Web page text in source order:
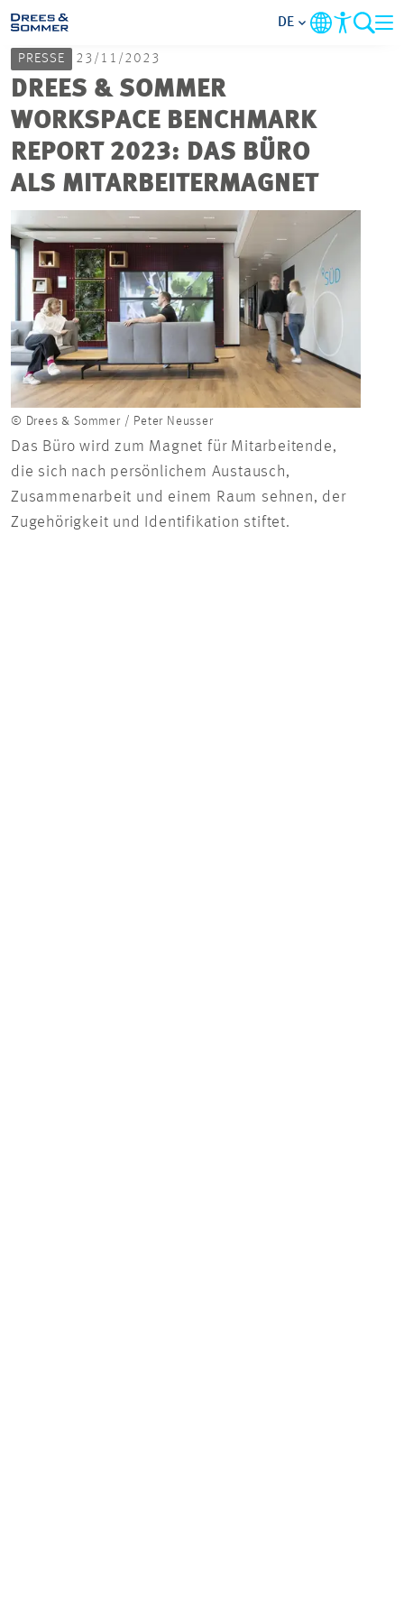
MARKETS
SERVICES
UNTERNEHMEN
IM FOKUS
KARRIERE
PROJEKTE
DE
PRESSE 23/11/2023
DREES & SOMMER
WORKSPACE BENCHMARK
REPORT 2023: DAS BÜRO
ALS MITARBEITERMAGNET
© Drees & Sommer / Peter Neusser
Das Büro wird zum Magnet für Mitarbeitende,
die sich nach persönlichem Austausch,
Zusammenarbeit und einem Raum sehnen, der
Zugehörigkeit und Identifikation stiftet.